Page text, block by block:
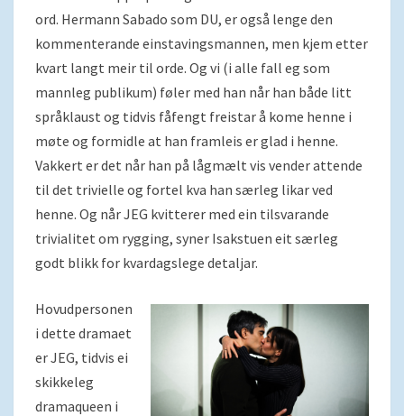
ord. Hermann Sabado som DU, er også lenge den
kommenterande einstavingsmannen, men kjem etter
kvart langt meir til orde. Og vi (i alle fall eg som
mannleg publikum) føler med han når han både litt
språklaust og tidvis fåfengt freistar å kome henne i
møte og formidle at han framleis er glad i henne.
Vakkert er det når han på lågmælt vis vender attende
til det trivielle og fortel kva han særleg likar ved
henne. Og når JEG kvitterer med ein tilsvarande
trivialitet om rygging, syner Isakstuen eit særleg
godt blikk for kvardagslege detaljar.
Hovudpersonen
i dette dramaet
er JEG, tidvis ei
skikkeleg
dramaqueen i